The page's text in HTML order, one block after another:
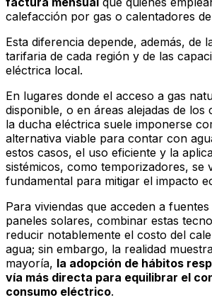
calefacción por gas o calentadores
Esta diferencia depende, además, de
tarifaria de cada región y de las
eléctrica local.
En lugares donde el acceso a gas
disponible, o en áreas alejadas de
la ducha eléctrica suele imponerse
alternativa viable para contar con
estos casos, el uso eficiente y la
sistémicos, como temporizadores, se
fundamental para mitigar el impacto
Para viviendas que acceden a
paneles solares, combinar estas
reducir notablemente el costo del
agua; sin embargo, la realidad
mayoría, la adopción de hábitos
vía más directa para equilibrar el
consumo eléctrico.